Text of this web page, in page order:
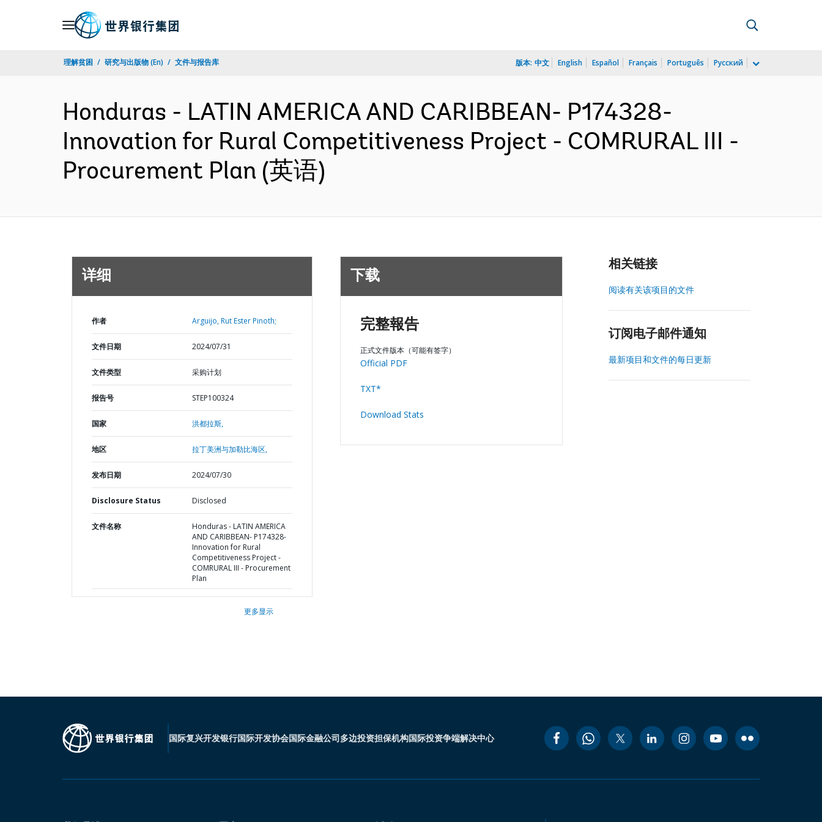
理解贫困 研究与出版物 (En) 文件与报告库 版本: 中文 English Español Français Português Русский
Honduras - LATIN AMERICA AND CARIBBEAN- P174328-
Innovation for Rural Competitiveness Project - COMRURAL III -
Procurement Plan (英语)
详细
作者 Arguijo, Rut Ester Pinoth;
文件日期 2024/07/31
文件类型 采购计划
报告号 STEP100324
国家 洪都拉斯,
地区 拉丁美洲与加勒比海区,
发布日期 2024/07/30
Disclosure Status Disclosed
文件名称
Honduras - LATIN AMERICA
AND CARIBBEAN- P174328-
Innovation for Rural
Competitiveness Project -
COMRURAL III - Procurement
Plan
更多显示
下载
完整報告
正式文件版本（可能有签字）
Official PDF
TXT*
Download Stats
相关链接
阅读有关该项目的文件
订阅电子邮件通知
最新项目和文件的每日更新
国际复兴开发银行国际开发协会国际金融公司多边投资担保机构国际投资争端解决中心